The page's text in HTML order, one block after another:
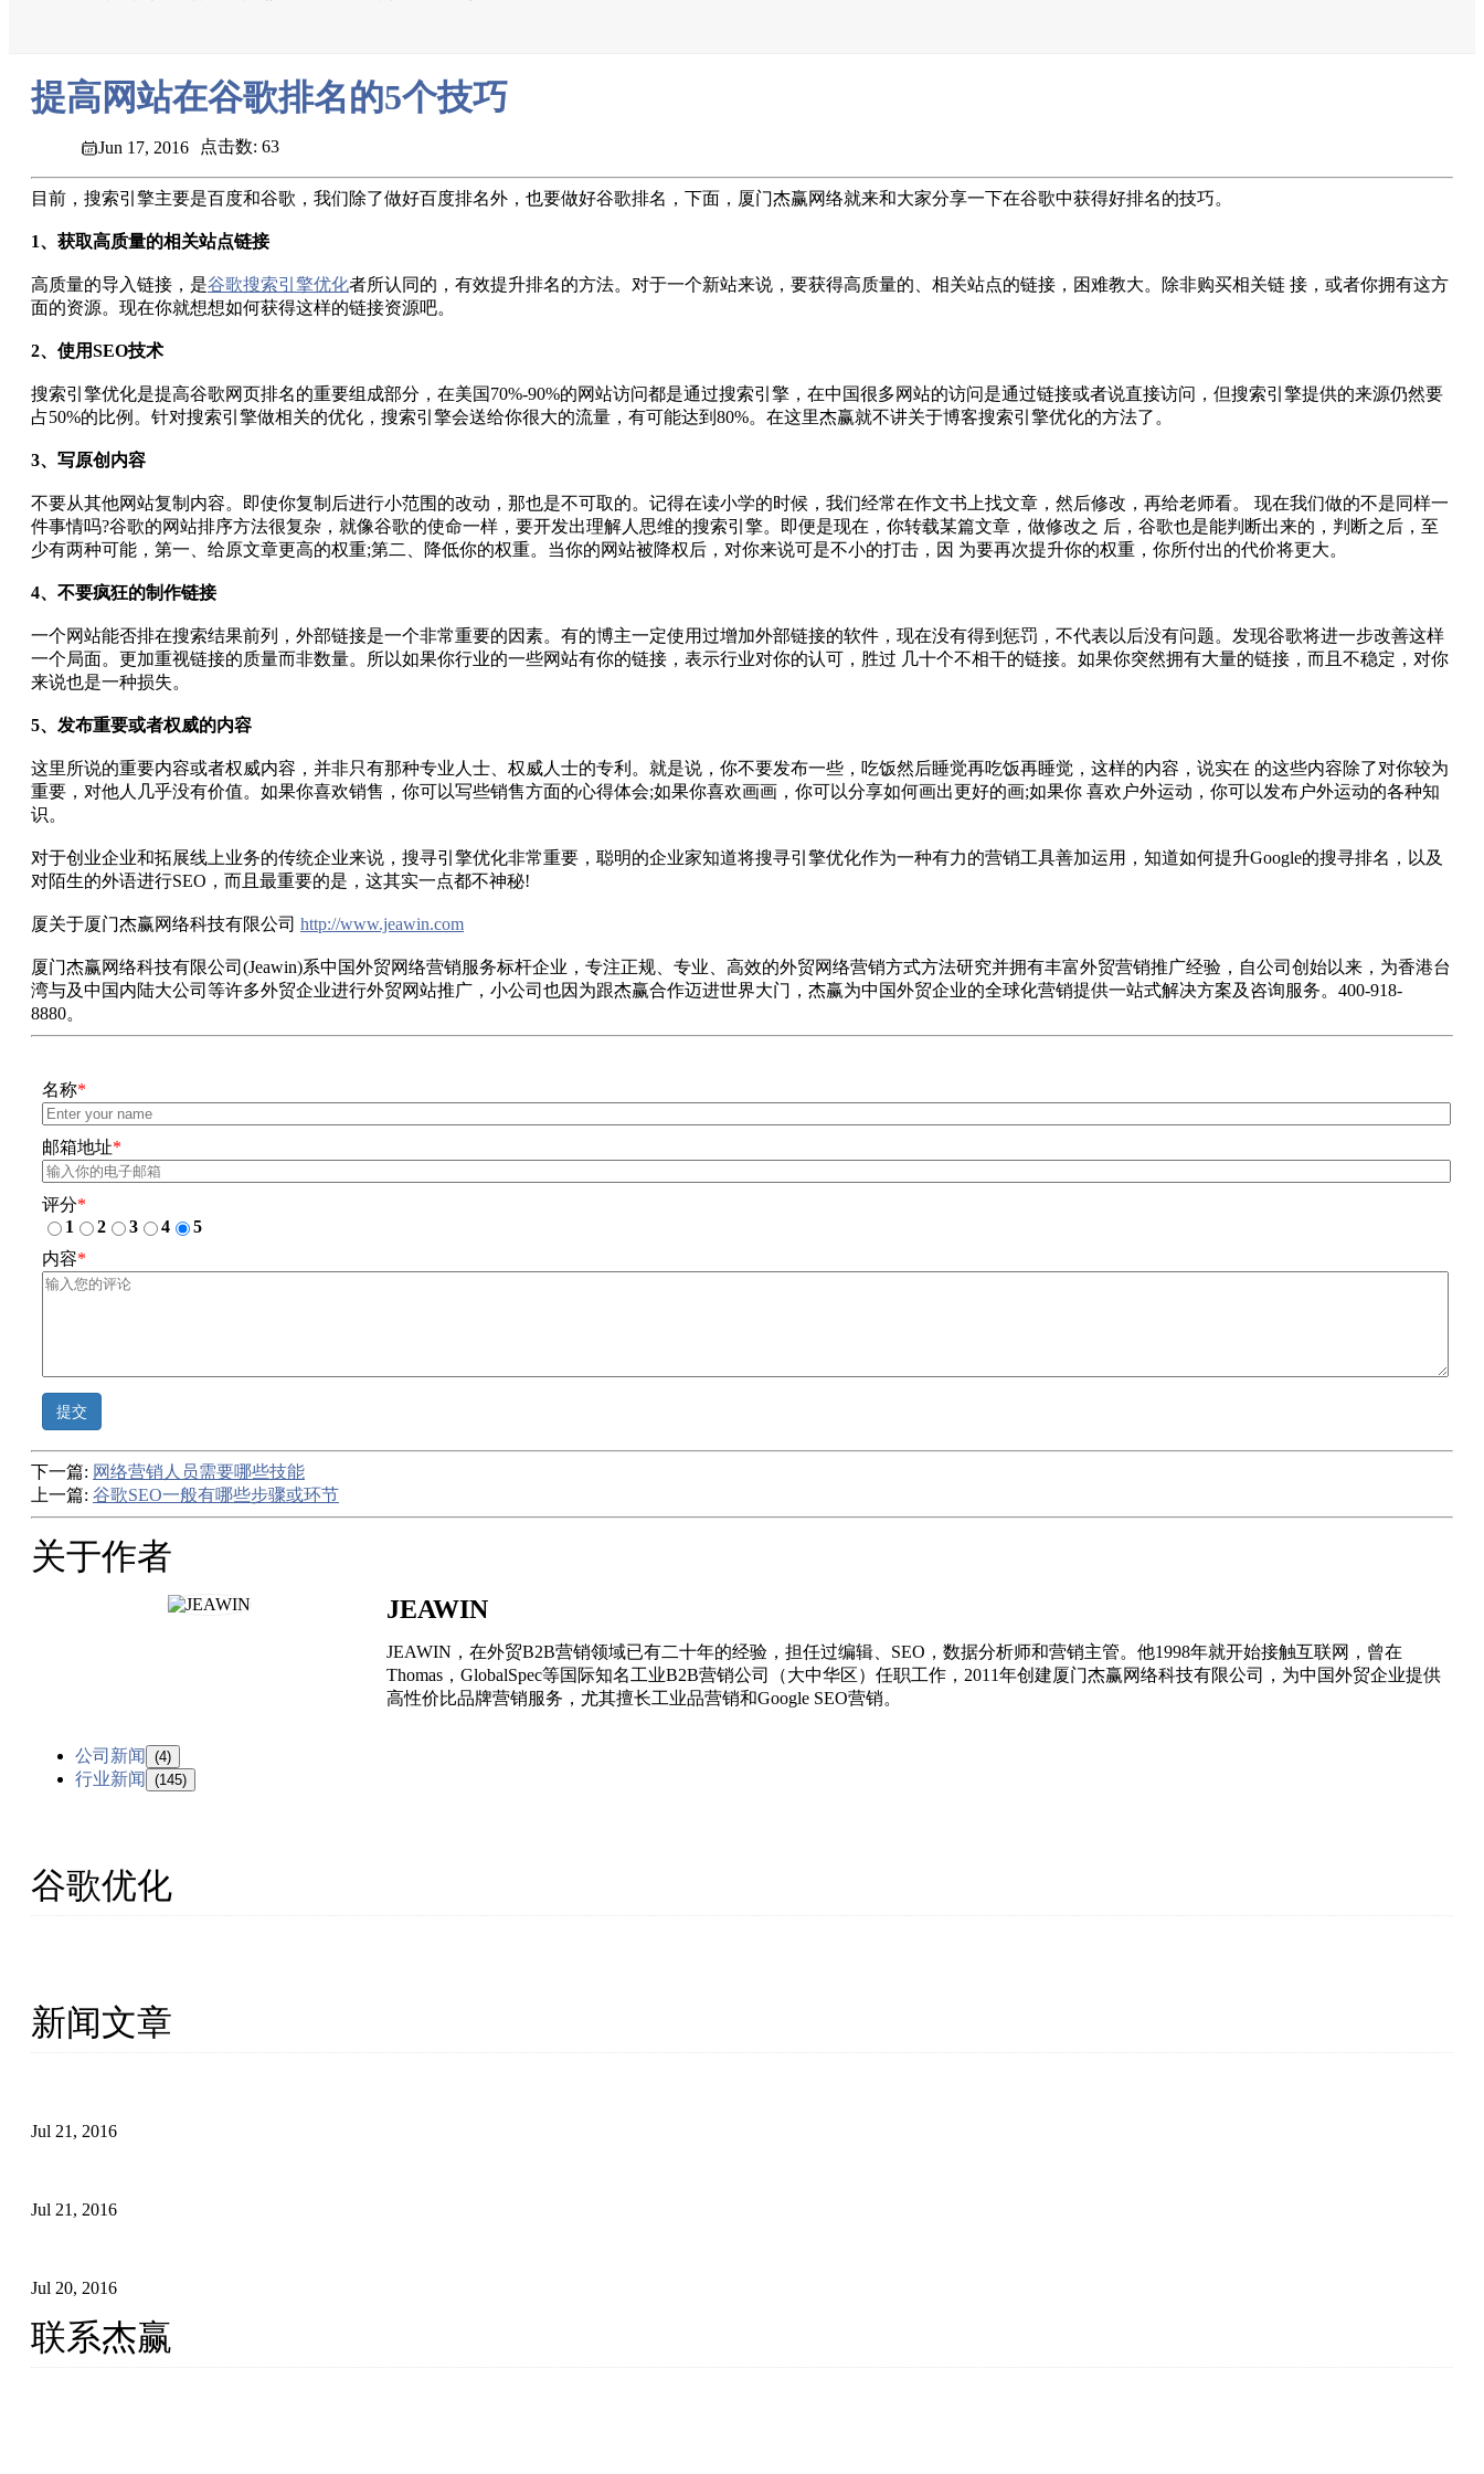
提高网站在谷歌排名的5个技巧
Jun 17, 2016 点击数: 63
目前，搜索引擎主要是百度和谷歌，我们除了做好百度排名外，也要做好谷歌排名，下面，厦门杰赢网络就来和大家分享一下在谷歌中获得好排名的技巧。
1、获取高质量的相关站点链接
高质量的导入链接，是谷歌搜索引擎优化者所认同的，有效提升排名的方法。对于一个新站来说，要获得高质量的、相关站点的链接，困难教大。除非购买相关链 接，或者你拥有这方
面的资源。现在你就想想如何获得这样的链接资源吧。
2、使用SEO技术
搜索引擎优化是提高谷歌网页排名的重要组成部分，在美国70%-90%的网站访问都是通过搜索引擎，在中国很多网站的访问是通过链接或者说直接访问，但搜索引擎提供的来源仍然要
占50%的比例。针对搜索引擎做相关的优化，搜索引擎会送给你很大的流量，有可能达到80%。在这里杰赢就不讲关于博客搜索引擎优化的方法了。
3、写原创内容
不要从其他网站复制内容。即使你复制后进行小范围的改动，那也是不可取的。记得在读小学的时候，我们经常在作文书上找文章，然后修改，再给老师看。 现在我们做的不是同样一
件事情吗?谷歌的网站排序方法很复杂，就像谷歌的使命一样，要开发出理解人思维的搜索引擎。即便是现在，你转载某篇文章，做修改之 后，谷歌也是能判断出来的，判断之后，至
少有两种可能，第一、给原文章更高的权重;第二、降低你的权重。当你的网站被降权后，对你来说可是不小的打击，因 为要再次提升你的权重，你所付出的代价将更大。
4、不要疯狂的制作链接
一个网站能否排在搜索结果前列，外部链接是一个非常重要的因素。有的博主一定使用过增加外部链接的软件，现在没有得到惩罚，不代表以后没有问题。发现谷歌将进一步改善这样
一个局面。更加重视链接的质量而非数量。所以如果你行业的一些网站有你的链接，表示行业对你的认可，胜过 几十个不相干的链接。如果你突然拥有大量的链接，而且不稳定，对你
来说也是一种损失。
5、发布重要或者权威的内容
这里所说的重要内容或者权威内容，并非只有那种专业人士、权威人士的专利。就是说，你不要发布一些，吃饭然后睡觉再吃饭再睡觉，这样的内容，说实在 的这些内容除了对你较为
重要，对他人几乎没有价值。如果你喜欢销售，你可以写些销售方面的心得体会;如果你喜欢画画，你可以分享如何画出更好的画;如果你 喜欢户外运动，你可以发布户外运动的各种知
识。
对于创业企业和拓展线上业务的传统企业来说，搜寻引擎优化非常重要，聪明的企业家知道将搜寻引擎优化作为一种有力的营销工具善加运用，知道如何提升Google的搜寻排名，以及
对陌生的外语进行SEO，而且最重要的是，这其实一点都不神秘!
厦关于厦门杰赢网络科技有限公司 http://www.jeawin.com
厦门杰赢网络科技有限公司(Jeawin)系中国外贸网络营销服务标杆企业，专注正规、专业、高效的外贸网络营销方式方法研究并拥有丰富外贸营销推广经验，自公司创始以来，为香港台
湾与及中国内陆大公司等许多外贸企业进行外贸网站推广，小公司也因为跟杰赢合作迈进世界大门，杰赢为中国外贸企业的全球化营销提供一站式解决方案及咨询服务。400-918-
8880。
名称*
邮箱地址*
评分*
1
2 3 4
5
内容*
提交
下一篇: 网络营销人员需要哪些技能
上一篇: 谷歌SEO一般有哪些步骤或环节
关于作者
JEAWIN
JEAWIN，在外贸B2B营销领域已有二十年的经验，担任过编辑、SEO，数据分析师和营销主管。他1998年就开始接触互联网，曾在
Thomas，GlobalSpec等国际知名工业B2B营销公司（大中华区）任职工作，2011年创建厦门杰赢网络科技有限公司，为中国外贸企业提供
高性价比品牌营销服务，尤其擅长工业品营销和Google SEO营销。
公司新闻 (4)
行业新闻 (145)
谷歌优化
新闻文章
Jul 21, 2016
Jul 21, 2016
Jul 20, 2016
联系杰赢